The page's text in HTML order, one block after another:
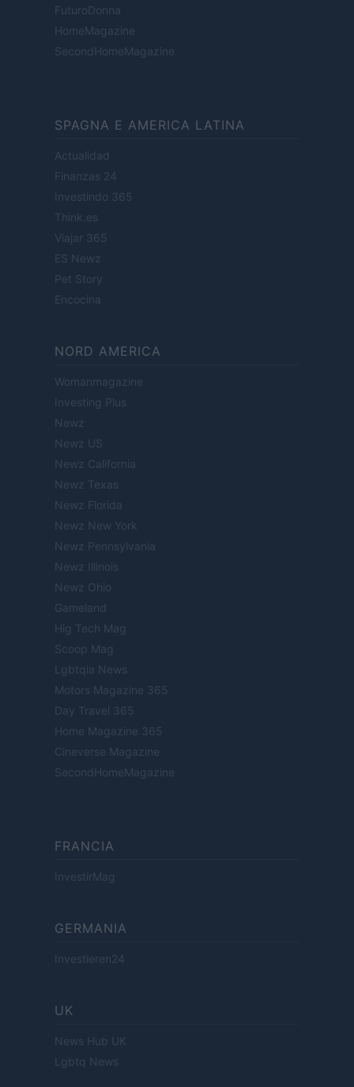
FuturoDonna
HomeMagazine
SecondHomeMagazine
SPAGNA E AMERICA LATINA
Actualidad
Finanzas 24
Investindo 365
Think.es
Viajar 365
ES Newz
Pet Story
Encocina
NORD AMERICA
Womanmagazine
Investing Plus
Newz
Newz US
Newz California
Newz Texas
Newz Florida
Newz New York
Newz Pennsylvania
Newz Illinois
Newz Ohio
Gameland
Hig Tech Mag
Scoop Mag
Lgbtqia News
Motors Magazine 365
Day Travel 365
Home Magazine 365
Cineverse Magazine
SecondHomeMagazine
FRANCIA
InvestirMag
GERMANIA
Investieren24
UK
News Hub UK
Lgbtq News